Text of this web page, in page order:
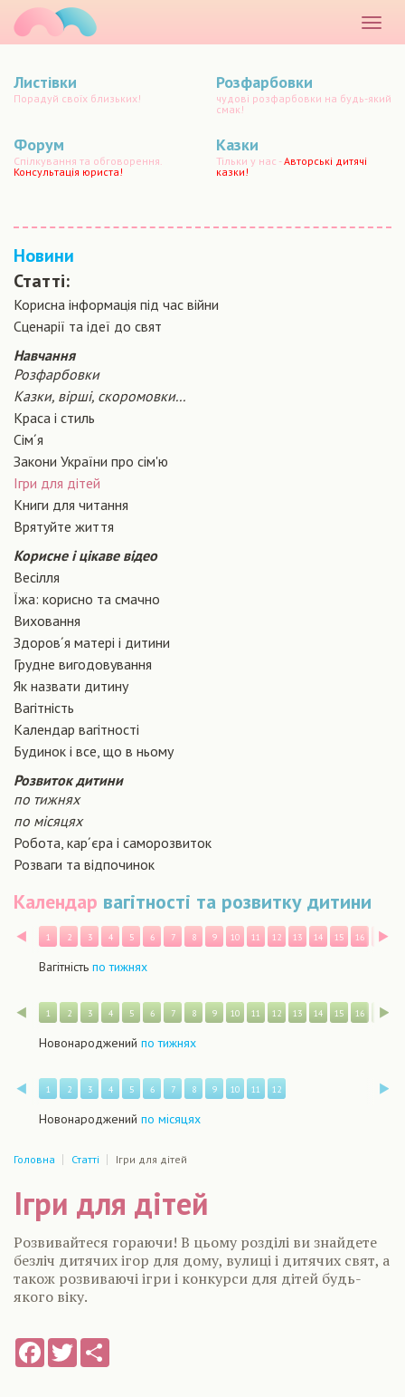
меню
Листівки
Порадуй своїх близьких!
Розфарбовки
чудові розфарбовки на будь-який
смак!
Форум
Спілкування та обговорення.
Консультація юриста!
Казки
Тільки у нас -Авторські дитячі
казки!
Новини
Статті:
Корисна інформація під час війни
Сценарiї та iдеї до свят
Навчання
Розфарбовки
Казки, вірші, скоромовки...
Краса і стиль
Сiм´я
Закони України про сiм'ю
Ігри для дітей
Книги для читання
Врятуйте життя
Корисне і цікаве відео
Весілля
Їжа: корисно та смачно
Виховання
Здоров´я матері і дитини
Грудне вигодовування
Як назвати дитину
Вагiтнiсть
Календар вагітності
Будинок і все, що в ньому
Розвиток дитини
по тижнях
по місяцях
Робота, кар´єра і саморозвиток
Розваги та відпочинок
Календар вагітності та розвитку дитини
Назад
1 2 3 4 5 6 7 8 9 10 11 12 13 14 15 16 17
Вагітність по тижнях
Назад
1 2 3 4 5 6 7 8 9 10 11 12 13 14 15 16 17
Новонароджений по тижнях
Назад
1 2 3 4 5 6 7 8 9 10 11 12
Новонароджений по місяцях
Головна Статті Ігри для дітей
Ігри для дітей
Розвивайтеся гораючи! В цьому розділі ви знайдете
безліч дитячих ігор для дому, вулиці і дитячих свят, а
також розвиваючі ігри і конкурси для дітей будь-
якого віку.
FacebookTwitter